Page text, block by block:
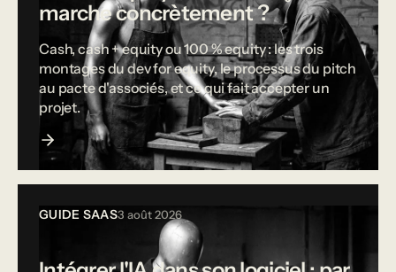
marche concrètement ?
Cash, cash + equity ou 100 % equity : les trois
montages du dev for equity, le processus du pitch
au pacte d'associés, et ce qui fait accepter un
projet.
GUIDE SAAS3 août 2026